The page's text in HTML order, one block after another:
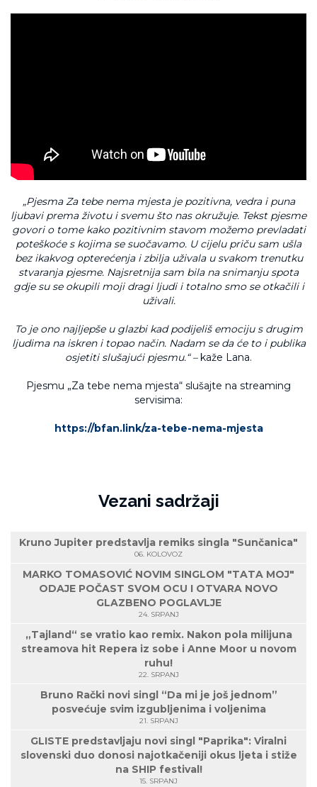
„Pjesma Za tebe nema mjesta je pozitivna, vedra i puna
ljubavi prema životu i svemu što nas okružuje. Tekst pjesme
govori o tome kako pozitivnim stavom možemo prevladati
poteškoće s kojima se suočavamo. U cijelu priču sam ušla
bez ikakvog opterećenja i zbilja uživala u svakom trenutku
stvaranja pjesme. Najsretnija sam bila na snimanju spota
gdje su se okupili moji dragi ljudi i totalno smo se otkačili i
uživali.
To je ono najljepše u glazbi kad podijeliš emociju s drugim
ljudima na iskren i topao način. Nadam se da će to i publika
osjetiti slušajući pjesmu.“ –kaže Lana.
Pjesmu „Za tebe nema mjesta“ slušajte na streaming
servisima:
https://bfan.link/za-tebe-nema-mjesta
Vezani sadržaji
Kruno Jupiter predstavlja remiks singla "Sunčanica"
06. KOLOVOZ
MARKO TOMASOVIĆ NOVIM SINGLOM "TATA MOJ"
ODAJE POČAST SVOM OCU I OTVARA NOVO
GLAZBENO POGLAVLJE
24. SRPANJ
„Tajland“ se vratio kao remix. Nakon pola milijuna
streamova hit Repera iz sobe i Anne Moor u novom
ruhu!
22. SRPANJ
Bruno Rački novi singl “Da mi je još jednom”
posvećuje svim izgubljenima i voljenima
21. SRPANJ
GLISTE predstavljaju novi singl "Paprika": Viralni
slovenski duo donosi najotkačeniji okus ljeta i stiže
na SHIP festival!
15. SRPANJ